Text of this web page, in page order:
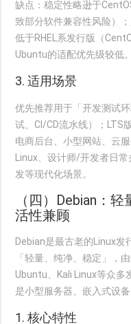
缺点 ：稳定性略逊于
致部分软件兼容性风险）
低于RHEL系发行版（
Ubuntu的适配优先级较低。
3. 适用场景
优先推荐用于「开发测试
试、CI/CD流水线）；LTS
电商后台、小型网站、云
Linux、设计师/开发者日
发等现代化场景。
（四）Debian：
活性兼顾
Debian是最古老的Linux发
「轻量、纯净、稳定」，
Ubuntu、Kali Linux等众多
是小型服务器、嵌入式设备
1. 核心特性